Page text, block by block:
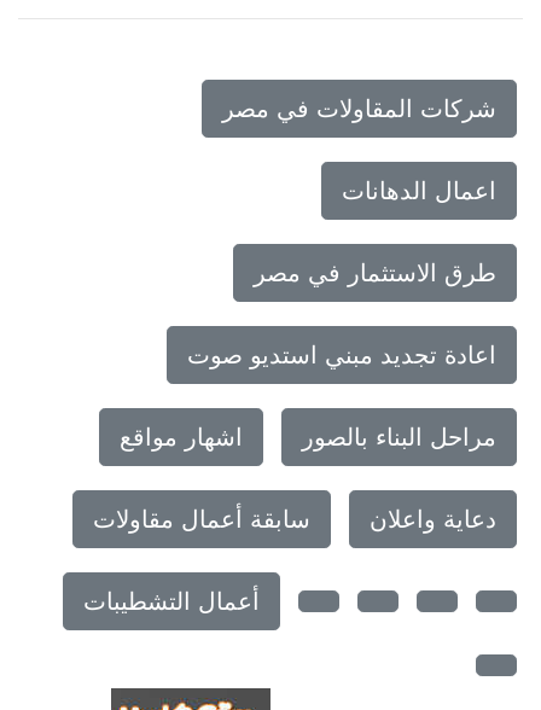
شركات المقاولات في مصر
اعمال الدهانات
طرق الاستثمار في مصر
اعادة تجديد مبني استديو صوت
مراحل البناء بالصور اشهار مواقع
دعاية واعلان سابقة أعمال مقاولات
أعمال التشطيبات